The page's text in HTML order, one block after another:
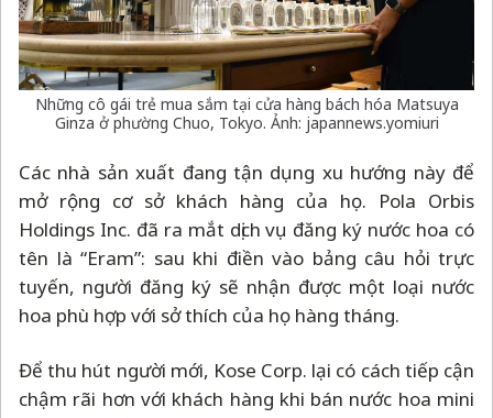
Những cô gái trẻ mua sắm tại cửa hàng bách hóa Matsuya
Ginza ở phường Chuo, Tokyo. Ảnh: japannews.yomiuri
Các nhà sản xuất đang tận dụng xu hướng này để
mở rộng cơ sở khách hàng của họ. Pola Orbis
Holdings Inc. đã ra mắt dịch vụ đăng ký nước hoa có
tên là “Eram”: sau khi điền vào bảng câu hỏi trực
tuyến, người đăng ký sẽ nhận được một loại nước
hoa phù hợp với sở thích của họ hàng tháng.
Để thu hút người mới, Kose Corp. lại có cách tiếp cận
chậm rãi hơn với khách hàng khi bán nước hoa mini